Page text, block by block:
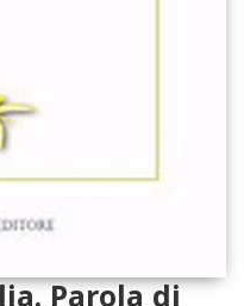
Parola di